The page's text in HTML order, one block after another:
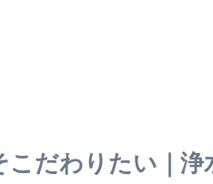
だわりたい｜浄